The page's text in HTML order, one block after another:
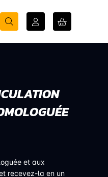
et aux
recevez-la en un